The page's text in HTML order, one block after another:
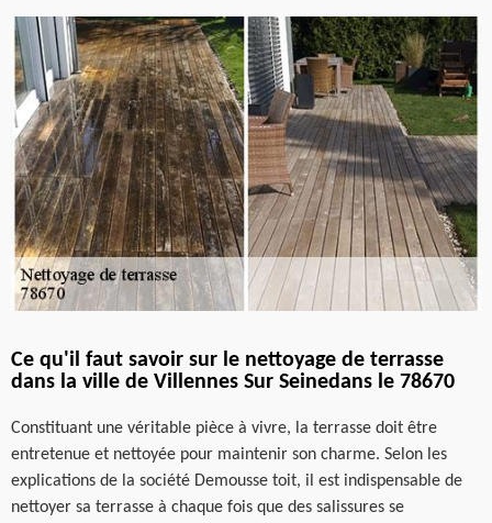
Ce qu'il faut savoir sur le nettoyage de terrasse
dans la ville de Villennes Sur Seinedans le 78670
Constituant une véritable pièce à vivre, la terrasse doit être
entretenue et nettoyée pour maintenir son charme. Selon les
explications de la société Demousse toit, il est indispensable de
nettoyer sa terrasse à chaque fois que des salissures se